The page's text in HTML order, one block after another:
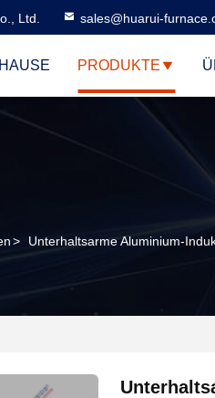
Ltd. sales@huarui-
PRODUKTE
> Unterhaltsarme Aluminium-